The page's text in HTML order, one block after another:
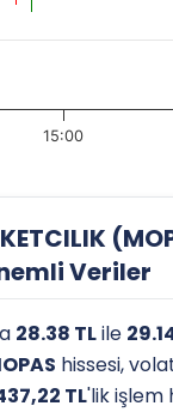
15:00
Veriler
28.38 TLile
hissesi,
TL'lik işlem